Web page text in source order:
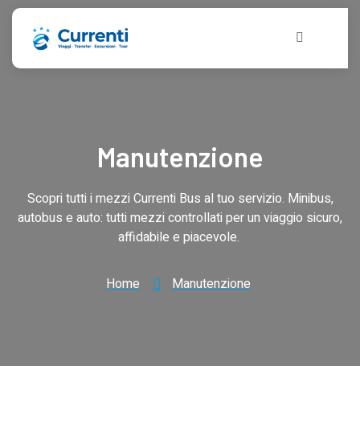
Manutenzione
Scopri tutti i mezzi Currenti Bus al tuo servizio. Minibus,
autobus e auto: tutti mezzi controllati per un viaggio sicuro,
affidabile e piacevole.
Home Manutenzione